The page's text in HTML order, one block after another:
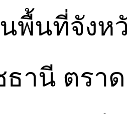
พื้นที่จังห
ธานี ตรา